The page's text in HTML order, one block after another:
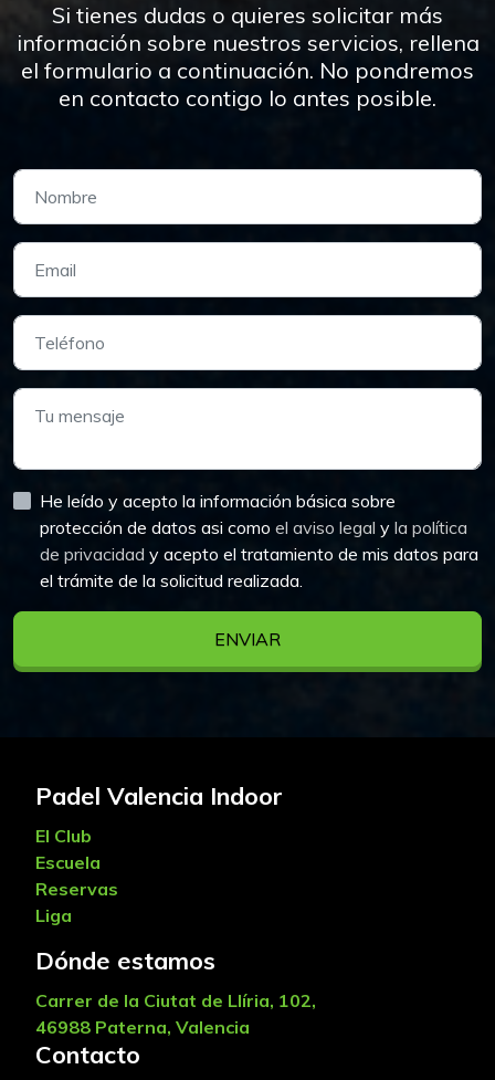
Si tienes dudas o quieres solicitar más
información sobre nuestros servicios, rellena
el formulario a continuación. No pondremos
en contacto contigo lo antes posible.
He leído y acepto la información básica sobre
protección de datos asi como el aviso legal y la política
de privacidad y acepto el tratamiento de mis datos para
el trámite de la solicitud realizada.
ENVIAR
Padel Valencia Indoor
El Club
Escuela
Reservas
Liga
Dónde estamos
Carrer de la Ciutat de Llíria, 102,
46988 Paterna, Valencia
Contacto